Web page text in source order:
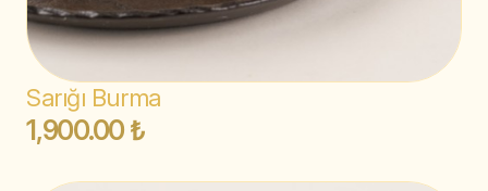
Sarığı Burma
1,900.00 ₺